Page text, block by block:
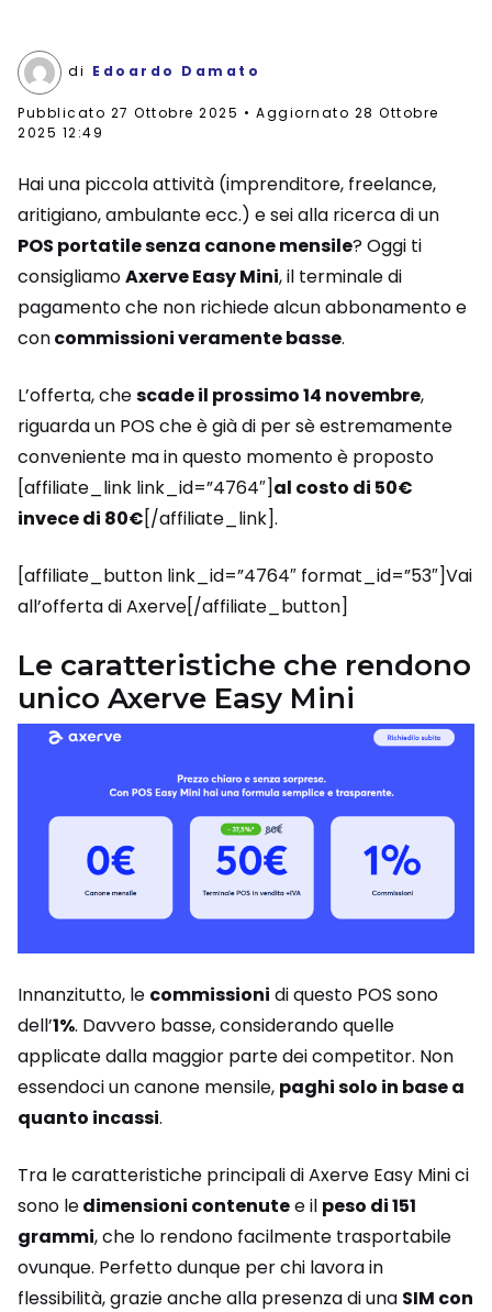
di Edoardo Damato
Pubblicato 27 Ottobre 2025
Aggiornato 28 Ottobre
2025 12:49
Hai una piccola attività (imprenditore, freelance,
aritigiano, ambulante ecc.) e sei alla ricerca di un
POS portatile senza canone mensile? Oggi ti
consigliamoAxerve Easy Mini, il terminale di
pagamento che non richiede alcun abbonamento e
concommissioni veramente basse.
L’offerta, chescade il prossimo 14 novembre,
riguarda un POS che è già di per sè estremamente
conveniente ma in questo momento è proposto
[affiliate_link link_id=”4764″]al costo di 50€
invece di 80€[/affiliate_link].
[affiliate_button link_id=”4764″ format_id=”53″]Vai
all’offerta di Axerve[/affiliate_button]
Le caratteristiche che rendono
unico Axerve Easy Mini
Innanzitutto, le commissioni di questo POS sono
dell’1%. Davvero basse, considerando quelle
applicate dalla maggior parte dei competitor. Non
essendoci un canone mensile, paghi solo in base a
quanto incassi.
Tra le caratteristiche principali di Axerve Easy Mini ci
sono ledimensioni contenutee il peso di 151
grammi, che lo rendono facilmente trasportabile
ovunque. Perfetto dunque per chi lavora in
flessibilità, grazie anche alla presenza di una SIM con